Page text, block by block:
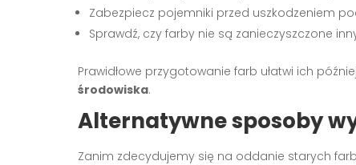
Zabezpiecz pojemniki przed uszkodzeniem
Sprawdź, czy farby nie są zanieczyszczone
Prawidłowe przygotowanie farb ułatwi ich
środowiska.
Alternatywne sposoby
Zanim zdecydujemy się na oddanie starych